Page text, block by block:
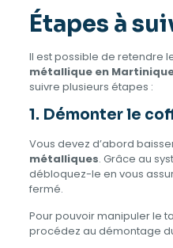
Étapes à
Il est possible de retendre
métallique en
suivre plusieurs étapes :
1. Démonter le
Vous devez d’abord
métalliques. Grâce au
débloquez-le en vous
fermé.
Pour pouvoir manipuler le
procédez au démontage